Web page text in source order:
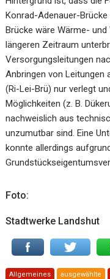
Konrad-Adenauer-
Brücke wäre Wärme-
längeren Zeitraum
Versorgungsleitungen
Anbringen von Leitungen
(Ri-Lei-Brü) nur verlegt
Möglichkeiten (z. B.
nachweislich aus
unzumutbar sind. Eine
konnte allerdings
Foto:
Stadtwerke Landshut
Allgemeines ausgewählte